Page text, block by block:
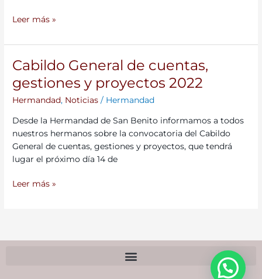
presupuestos
cara
próximo
Cabildo
General
Leer más »
Cabildo General de cuentas,
gestiones y proyectos 2022
Hermandad, Noticias / Hermandad
Desde la Hermandad de San Benito informamos a todos
nuestros hermanos sobre la convocatoria del Cabildo
General de cuentas, gestiones y proyectos, que tendrá
lugar el próximo día 14 de
Cabildo
de
cuentas,
Leer más »